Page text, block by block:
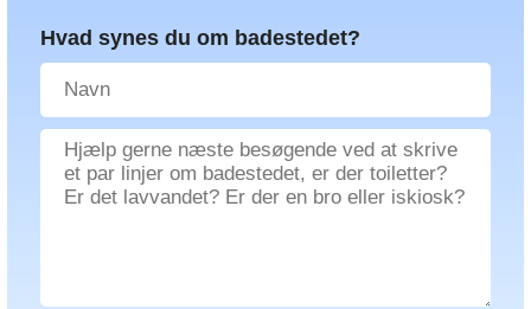
Hvad synes du om badestedet?